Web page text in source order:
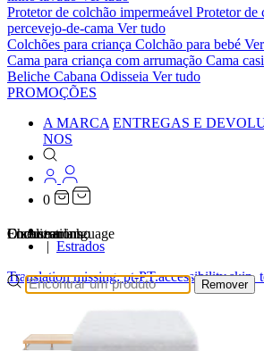
Protetor de colchão impermeável Protetor de
percevejo-de-cama Ver tudo
Colchões para criança Colchão para bebé
Cama para criança com arrumação Cama
Beliche Cabana Odisseia Ver tudo
PROMOÇÕES
A MARCA ENTREGAS E
NOS
0
Localizations
Choose a language
Encontrar
Remover
O seu carrinho
…
Estrados
Translation missing: pt-